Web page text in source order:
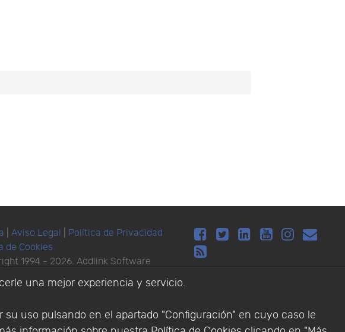
una mejor experiencia y servicio.
su uso pulsando en el apartado "Configuración" en cuyo caso le
Aviso Legal
Política de Privacidad
de Cookies
1994 - 2026. Addlink Software
S.L.
de soluciones software para